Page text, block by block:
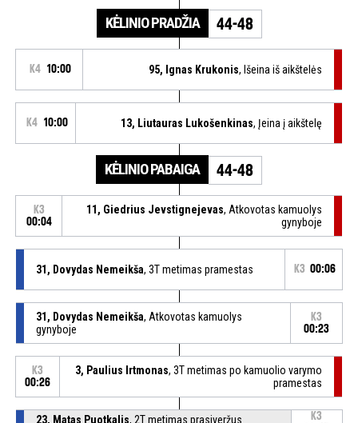
KĖLINIO PRADŽIA 44-48
K4 10:00 95, Ignas Krukonis, Išeina iš aikštelės
K4 10:00 13, Liutauras Lukošenkinas, Įeina į aikštelę
KĖLINIO PABAIGA 44-48
K3
00:04
11, Giedrius Jevstignejevas, Atkovotas kamuolys
gynyboje
31, Dovydas Nemeikša, 3T metimas pramestas K3 00:06
31, Dovydas Nemeikša, Atkovotas kamuolys
gynyboje
K3
00:23
K3
00:26
3, Paulius Irtmonas, 3T metimas po kamuolio varymo
pramestas
23, Matas Puotkalis, 2T metimas prasiveržus
K3